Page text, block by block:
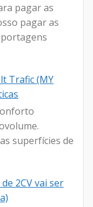
pagar as
pagar as
Trafic (MY
superfícies de
2CV vai ser